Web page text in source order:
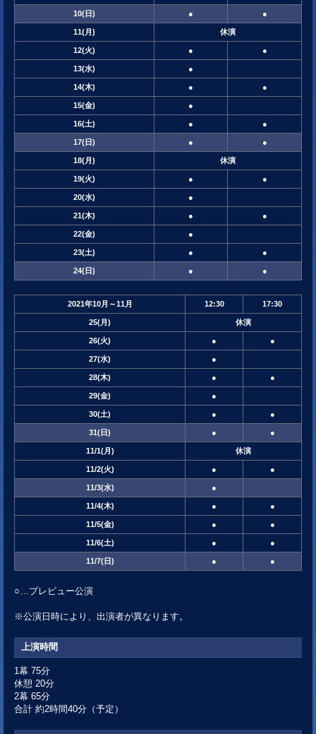
10(日) ● ●
11(月) 休演
12(火) ● ●
13(水) ●
14(木) ● ●
15(金) ●
16(土) ● ●
17(日) ● ●
18(月) 休演
19(火) ● ●
20(水) ●
21(木) ● ●
22(金) ●
23(土) ● ●
24(日) ● ●
2021年10月～11月 12:30 17:30
25(月) 休演
26(火) ● ●
27(水) ●
28(木) ● ●
29(金) ●
30(土) ● ●
31(日) ● ●
11/1(月) 休演
11/2(火) ● ●
11/3(水) ●
11/4(木) ● ●
11/5(金) ● ●
11/6(土) ● ●
11/7(日) ● ●
○…プレビュー公演
※公演日時により、出演者が異なります。
上演時間
1幕 75分
休憩 20分
2幕 65分
合計 約2時間40分（予定）